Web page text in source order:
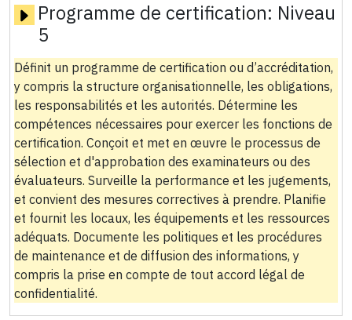
Programme de certification: Niveau
5
Définit un programme de certification ou d’accréditation,
y compris la structure organisationnelle, les obligations,
les responsabilités et les autorités. Détermine les
compétences nécessaires pour exercer les fonctions de
certification. Conçoit et met en œuvre le processus de
sélection et d'approbation des examinateurs ou des
évaluateurs. Surveille la performance et les jugements,
et convient des mesures correctives à prendre. Planifie
et fournit les locaux, les équipements et les ressources
adéquats. Documente les politiques et les procédures
de maintenance et de diffusion des informations, y
compris la prise en compte de tout accord légal de
confidentialité.